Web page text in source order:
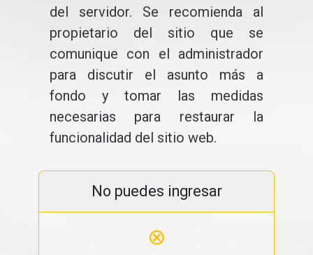
del servidor. Se recomienda al
propietario del sitio que se
comunique con el administrador
para discutir el asunto más a
fondo y tomar las medidas
necesarias para restaurar la
funcionalidad del sitio web.
No puedes ingresar
⊗